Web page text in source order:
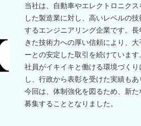
当社は、自動車やエレクトロニクス
した製造業に対し、高いレベルの
するエンジニアリング企業です。長
きた技術力への厚い信頼により、大
ーとの安定した取引を続けています
社員がイキイキと働ける環境づくり
し、行政から表彰を受けた実績もあ
今回は、体制強化を図るため、新た
募集することとなりました。